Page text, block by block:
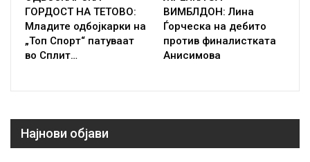
ГОРДОСТ НА ТЕТОВО:
Младите одбојкарки на
„Топ Спорт“ патуваат
во Сплит…
ВИМБЛДОН: Лина
Ѓорческа на дебито
против финалистката
Анисимова
Најнови објави